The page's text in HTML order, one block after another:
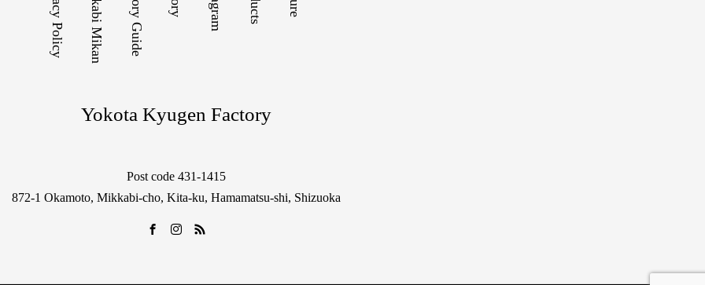
Mikkabi Mikan
Yokota Kyugen Factory
Post code 431-1415
872-1 Okamoto, Mikkabi-cho, Kita-ku, Hamamatsu-shi, Shizuoka